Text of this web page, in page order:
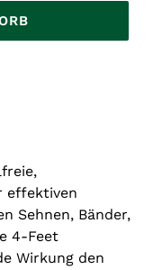
effektiven
Sehnen, Bänder,
4-Feet
Wirkung den